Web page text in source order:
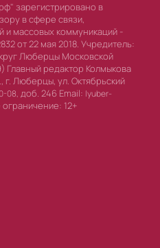
зарегистрировано в
в сфере связи,
и массовых коммуникаций -
от 22 мая 2018. Учредитель:
Люберцы Московской
Главный редактор Колмыкова
г. Люберцы, ул. Октябрьский
08, доб. 246 Email: lyuber-
12+